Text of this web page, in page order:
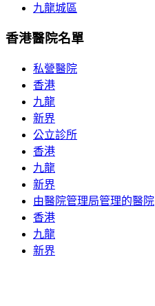
九龍城區
香港醫院名單
私營醫院
香港
九龍
新界
公立診所
香港
九龍
新界
由醫院管理局管理的醫院
香港
九龍
新界